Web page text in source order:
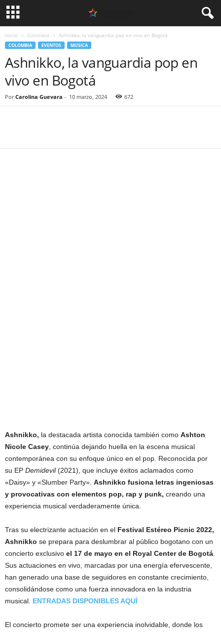
Inicio Colombia Ashnikko, la vanguardia pop en vivo en Bogotá
COLOMBIA EVENTOS MUSICA
Ashnikko, la vanguardia pop en
vivo en Bogotá
Por Carolina Guevara - 10 marzo, 2024 672
Ashnikko, la destacada artista conocida también como Ashton
Nicole Casey , continúa dejando huella en la escena musical
contemporánea con su enfoque único en el pop. Reconocida por
su EP Demidevil(2021), que incluye éxitos aclamados como
«Daisy» y «Slumber Party». Ashnikko fusiona letras ingeniosas
y provocativas con elementos pop, rap y punk, creando una
experiencia musical verdaderamente única.
Tras su electrizante actuación en el Festival Estéreo Picnic 2022,
Ashnikko se prepara para deslumbrar al público bogotano con un
concierto exclusivo el 17 de mayo en el Royal Center de Bogotá
Sus actuaciones en vivo, marcadas por una energía efervescente,
han generado una base de seguidores en constante crecimiento,
consolidándose como una fuerza innovadora en la industria
musical. ENTRADAS DISPONIBLES AQUÍ
El concierto promete ser una experiencia inolvidable, donde los